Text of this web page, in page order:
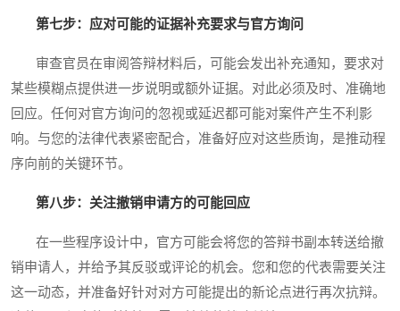
第七步：应对可能的证据补充要求与官方询问
审查官员在审阅答辩材料后，可能会发出补充通知，要求对
某些模糊点提供进一步说明或额外证据。对此必须及时、准确地
回应。任何对官方询问的忽视或延迟都可能对案件产生不利影
响。与您的法律代表紧密配合，准备好应对这些质询，是推动程
序向前的关键环节。
第八步：关注撤销申请方的可能回应
在一些程序设计中，官方可能会将您的答辩书副本转送给撤
销申请人，并给予其反驳或评论的机会。您和您的代表需要关注
这一动态，并准备好针对对方可能提出的新论点进行再次抗辩。